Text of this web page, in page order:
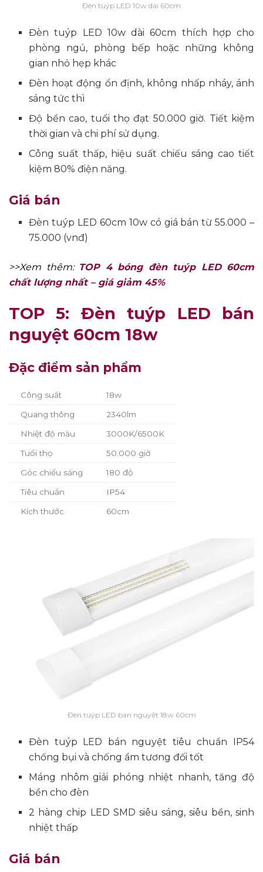
Đèn tuýp LED 10w dài 60cm
Đèn tuýp LED 10w dài 60cm thích hợp cho
phòng ngủ, phòng bếp hoặc những không
gian nhỏ hẹp khác
Đèn hoạt động ổn định, không nhấp nháy, ánh
sáng tức thì
Độ bền cao, tuổi thọ đạt 50.000 giờ. Tiết kiệm
thời gian và chi phí sử dụng.
Công suất thấp, hiệu suất chiếu sáng cao tiết
kiệm 80% điện năng.
Giá bán
Đèn tuýp LED 60cm 10w có giá bán từ 55.000 –
75.000 (vnđ)
>>Xem thêm: TOP 4 bóng đèn tuýp LED 60cm
chất lượng nhất – giá giảm 45%
TOP 5: Đèn tuýp LED bán
nguyệt 60cm 18w
Đặc điểm sản phẩm
Công suất 18w
Quang thông 2340lm
Nhiệt độ màu 3000K/6500K
Tuổi thọ 50.000 giờ
Góc chiếu sáng 180 độ
Tiêu chuẩn IP54
Kích thước 60cm
Đèn tuýp LED bán nguyệt 18w 60cm
Đèn tuýp LED bán nguyệt tiêu chuẩn IP54
chống bụi và chống ẩm tương đối tốt
Máng nhôm giải phóng nhiệt nhanh, tăng độ
bền cho đèn
2 hàng chip LED SMD siêu sáng, siêu bền, sinh
nhiệt thấp
Giá bán